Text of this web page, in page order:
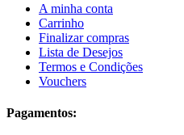
A minha conta
Carrinho
Finalizar compras
Lista de Desejos
Termos e Condições
Vouchers
Pagamentos: